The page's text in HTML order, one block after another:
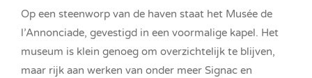
Op een steenworp van de haven staat het Musée de
l’Annonciade, gevestigd in een voormalige kapel. Het
museum is klein genoeg om overzichtelijk te blijven,
maar rijk aan werken van onder meer Signac en